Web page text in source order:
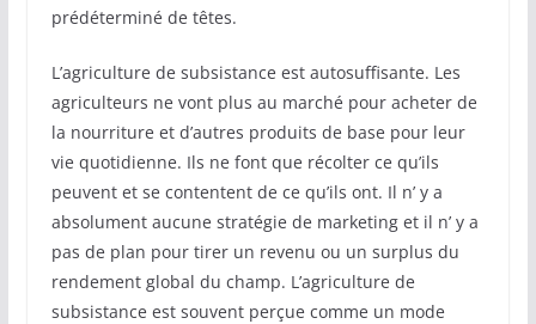
prédéterminé de têtes.
L’agriculture de subsistance est autosuffisante. Les
agriculteurs ne vont plus au marché pour acheter de
la nourriture et d’autres produits de base pour leur
vie quotidienne. Ils ne font que récolter ce qu’ils
peuvent et se contentent de ce qu’ils ont. Il n’ y a
absolument aucune stratégie de marketing et il n’ y a
pas de plan pour tirer un revenu ou un surplus du
rendement global du champ. L’agriculture de
subsistance est souvent perçue comme un mode